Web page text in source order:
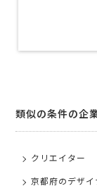
類似の条件の企
クリエイター
京都府のデザイ